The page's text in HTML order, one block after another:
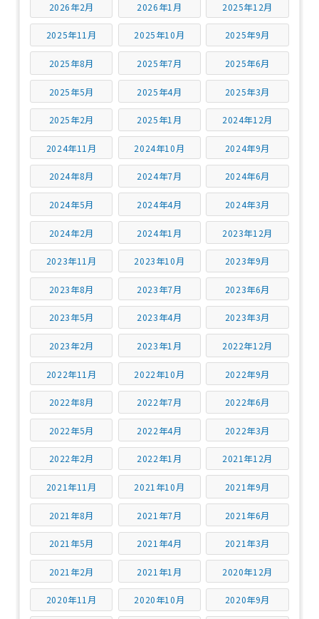
2026年2月 2026年1月 2025年12月
2025年11月 2025年10月 2025年9月
2025年8月 2025年7月 2025年6月
2025年5月 2025年4月 2025年3月
2025年2月 2025年1月 2024年12月
2024年11月 2024年10月 2024年9月
2024年8月 2024年7月 2024年6月
2024年5月 2024年4月 2024年3月
2024年2月 2024年1月 2023年12月
2023年11月 2023年10月 2023年9月
2023年8月 2023年7月 2023年6月
2023年5月 2023年4月 2023年3月
2023年2月 2023年1月 2022年12月
2022年11月 2022年10月 2022年9月
2022年8月 2022年7月 2022年6月
2022年5月 2022年4月 2022年3月
2022年2月 2022年1月 2021年12月
2021年11月 2021年10月 2021年9月
2021年8月 2021年7月 2021年6月
2021年5月 2021年4月 2021年3月
2021年2月 2021年1月 2020年12月
2020年11月 2020年10月 2020年9月